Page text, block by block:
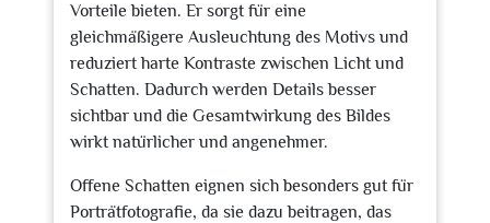
Vorteile bieten. Er sorgt für eine
gleichmäßigere Ausleuchtung des Motivs und
reduziert harte Kontraste zwischen Licht und
Schatten. Dadurch werden Details besser
sichtbar und die Gesamtwirkung des Bildes
wirkt natürlicher und angenehmer.
Offene Schatten eignen sich besonders gut für
Porträtfotografie, da sie dazu beitragen, das